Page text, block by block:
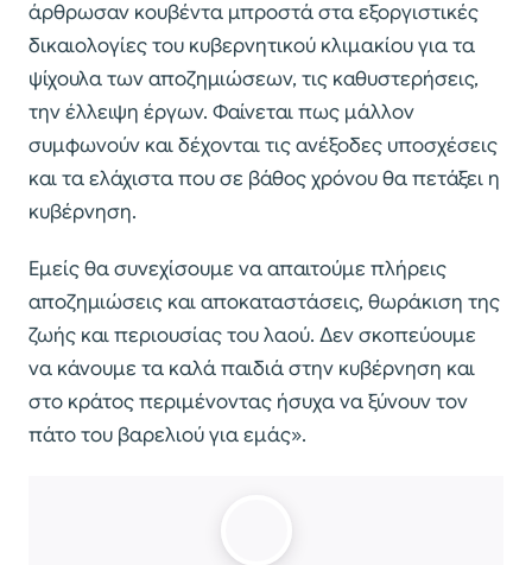
άρθρωσαν κουβέντα μπροστά στα εξοργιστικές
δικαιολογίες του κυβερνητικού κλιμακίου για τα
ψίχουλα των αποζημιώσεων, τις καθυστερήσεις,
την έλλειψη έργων. Φαίνεται πως μάλλον
συμφωνούν και δέχονται τις ανέξοδες υποσχέσεις
και τα ελάχιστα που σε βάθος χρόνου θα πετάξει η
κυβέρνηση.
Εμείς θα συνεχίσουμε να απαιτούμε πλήρεις
αποζημιώσεις και αποκαταστάσεις, θωράκιση της
ζωής και περιουσίας του λαού. Δεν σκοπεύουμε
να κάνουμε τα καλά παιδιά στην κυβέρνηση και
στο κράτος περιμένοντας ήσυχα να ξύνουν τον
πάτο του βαρελιού για εμάς».